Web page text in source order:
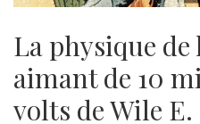
La physique de
aimant de 10
volts de Wile